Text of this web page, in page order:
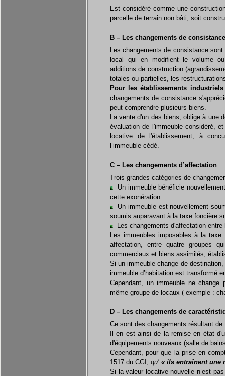
Est considéré comme une
parcelle de terrain non bâti, soit
B – Les changements de consistance
Les changements de consistance
local qui en modifient le volume
additions de construction
totales ou partielles, les
Pour les établissements
changements de consistance
peut comprendre plusieurs biens.
La vente d'un des biens, oblige à une
évaluation de l'immeuble considéré,
locative de l'établissement, à
l’immeuble cédé.
C – Les changements d’affectation
Trois grandes catégories de
Un immeuble bénéficie
cette exonération.
Un immeuble est nouvellement
soumis auparavant à la taxe foncière
Les changements d'affectation
Les immeubles imposables à la
affectation, entre quatre groupes
commerciaux et biens assimilés,
Si un immeuble change de
immeuble d’habitation est transformé
Cependant, un immeuble ne change
même groupe de locaux ( exemple :
D – Les changements de
Ce sont des changements résultant
Il en est ainsi de la remise en état
d'équipements nouveaux (salle de
Cependant, pour que la prise en
1517 du CGI, qu’ « ils entraînent une
Si la valeur locative nouvelle n’est